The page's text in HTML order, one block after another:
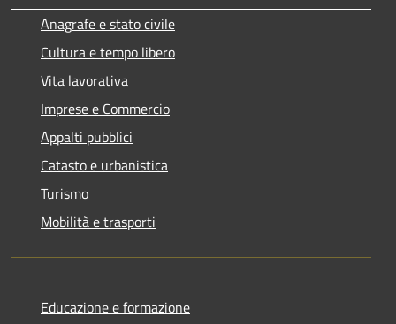
Anagrafe e stato civile
Cultura e tempo libero
Vita lavorativa
Imprese e Commercio
Appalti pubblici
Catasto e urbanistica
Turismo
Mobilità e trasporti
Educazione e formazione